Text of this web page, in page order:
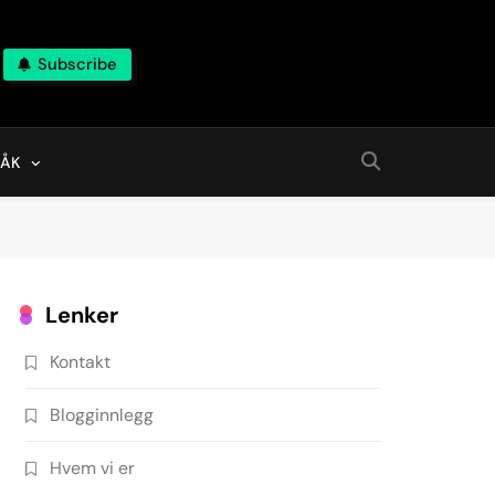
Subscribe
Lenker
Kontakt
Blogginnlegg
Hvem vi er